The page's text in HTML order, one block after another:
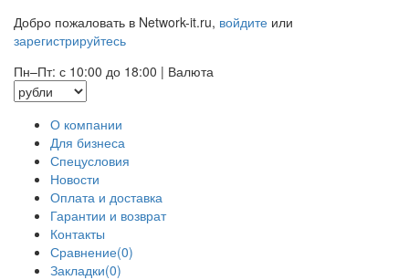
Добро пожаловать в Network-it.ru, войдите или
зарегистрируйтесь
Пн–Пт: с 10:00 до 18:00 | Валюта
О компании
Для бизнеса
Спецусловия
Новости
Оплата и доставка
Гарантии и возврат
Контакты
Сравнение(0)
Закладки(0)